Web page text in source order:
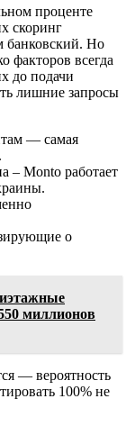
проценте
скоринг
банковский. Но
факторов всегда
до подачи
лишние запросы
— самая
– Monto работает
о
миллионов
— вероятность
100% не